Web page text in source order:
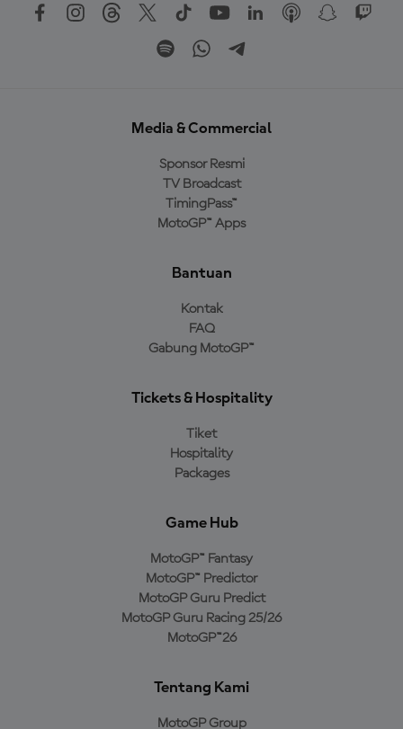
Media & Commercial
Sponsor Resmi
TV Broadcast
TimingPass™
MotoGP™ Apps
Bantuan
Kontak
FAQ
Gabung MotoGP™
Tickets & Hospitality
Tiket
Hospitality
Packages
Game Hub
MotoGP™ Fantasy
MotoGP™ Predictor
MotoGP Guru Predict
MotoGP Guru Racing 25/26
MotoGP™26
Tentang Kami
MotoGP Group